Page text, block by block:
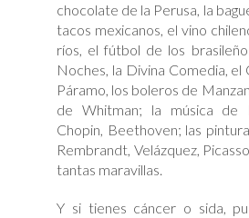
chocolate de la Perusa, la
tacos mexicanos, el vino
ríos, el fútbol de los
Noches, la Divina Comedia,
Páramo, los boleros de
de Whitman; la música de
Chopin, Beethoven; las
Rembrandt, Velázquez,
tantas maravillas.
Y si tienes cáncer o sida,